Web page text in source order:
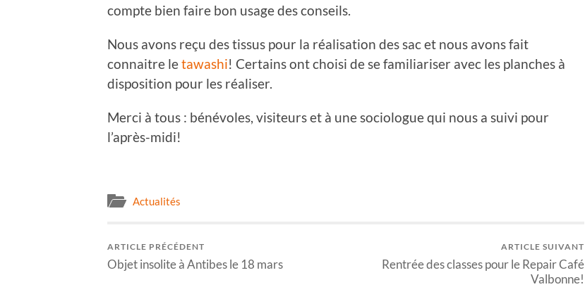
compte bien faire bon usage des conseils.
Nous avons reçu des tissus pour la réalisation des sac et nous avons fait
connaitre letawashi! Certains ont choisi de se familiariser avec les planches à
disposition pour les réaliser.
Merci à tous : bénévoles, visiteurs et à une sociologue qui nous a suivi pour
l’après-midi!
Actualités
ARTICLE PRÉCÉDENT
Objet insolite à Antibes le 18 mars
ARTICLE SUIVANT
Rentrée des classes pour le Repair Café
Valbonne!